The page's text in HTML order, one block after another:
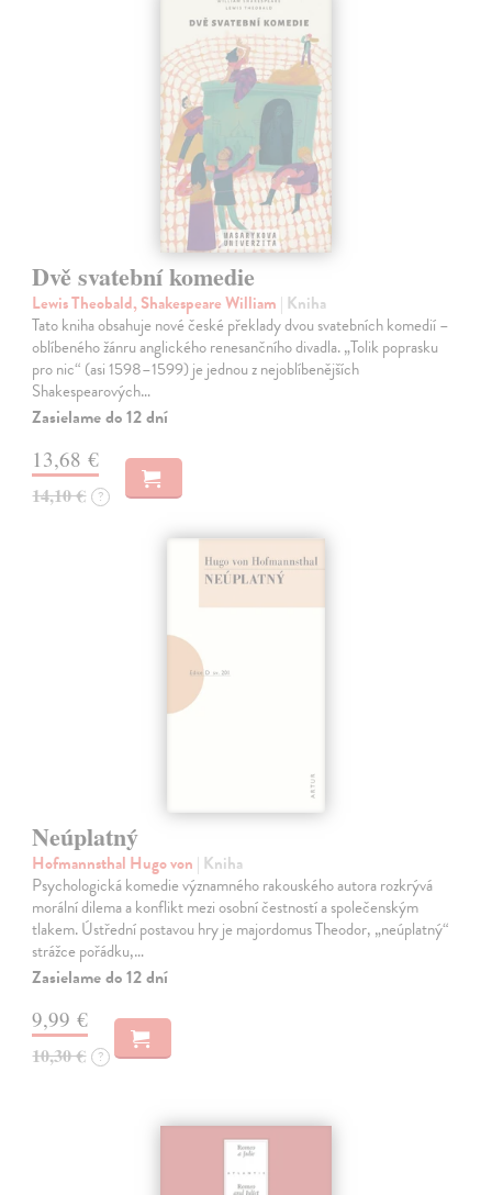
Dvě svatební komedie
Lewis Theobald, Shakespeare William | Kniha
Tato kniha obsahuje nové české překlady dvou svatebních komedií –
oblíbeného žánru anglického renesančního divadla. „Tolik poprasku
pro nic“ (asi 1598–1599) je jednou z nejoblíbenějších
Shakespearových…
Zasielame do 12 dní
13,68 €
14,10 € ?
Neúplatný
Hofmannsthal Hugo von | Kniha
Psychologická komedie významného rakouského autora rozkrývá
morální dilema a konflikt mezi osobní čestností a společenským
tlakem. Ústřední postavou hry je majordomus Theodor, „neúplatný“
strážce pořádku,…
Zasielame do 12 dní
9,99 €
10,30 € ?